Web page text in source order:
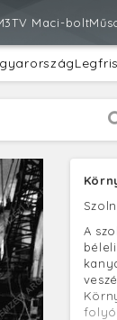
TV Maci-bolt
A
folyó